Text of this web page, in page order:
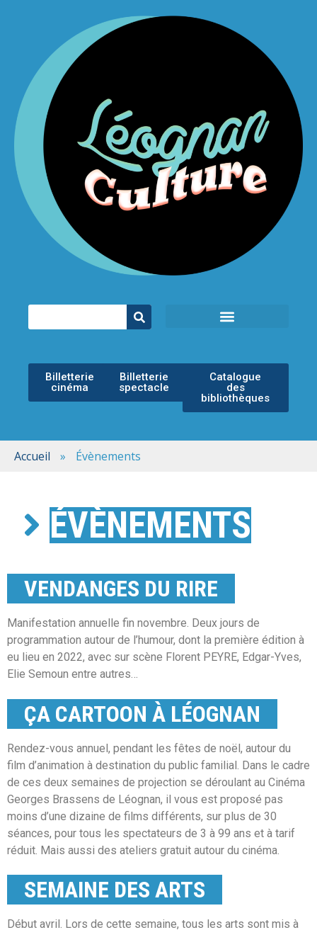
Billetterie
cinéma
Billetterie
spectacle
Catalogue
des
bibliothèques
Accueil » Évènements
ÉVÈNEMENTS
VENDANGES DU RIRE
Manifestation annuelle fin novembre. Deux jours de
programmation autour de l’humour, dont la première édition à
eu lieu en 2022, avec sur scène Florent PEYRE, Edgar-Yves,
Elie Semoun entre autres…
ÇA CARTOON À LÉOGNAN
Rendez-vous annuel, pendant les fêtes de noël, autour du
film d’animation à destination du public familial. Dans le cadre
de ces deux semaines de projection se déroulant au Cinéma
Georges Brassens de Léognan, il vous est proposé pas
moins d’une dizaine de films différents, sur plus de 30
séances, pour tous les spectateurs de 3 à 99 ans et à tarif
réduit. Mais aussi des ateliers gratuit autour du cinéma.
SEMAINE DES ARTS
Début avril. Lors de cette semaine, tous les arts sont mis à